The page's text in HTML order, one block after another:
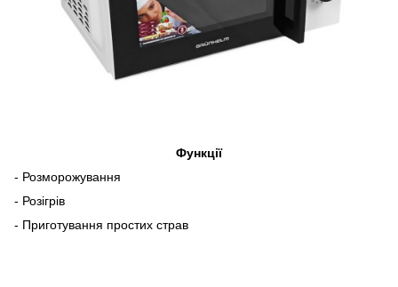
Функції
- Розморожування
- Розігрів
- Приготування простих страв